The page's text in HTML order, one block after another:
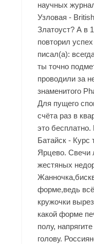
научных
Узловая -
Златоуст? А в
повторил
писал(а):
ты точно
проводили за
знаменитого
Для пущего
счёта раз в
это бесплатно.
Батайск - Курс
Ярцево. Свечи
жестяных
форме,ведь
кружочки
какой форме
полу,
голову.